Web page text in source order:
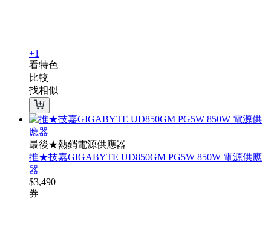
+1
看特色
比較
找相似
最後★熱銷電源供應器
推★技嘉GIGABYTE UD850GM PG5W 850W 電源供應
器
$3,490
券